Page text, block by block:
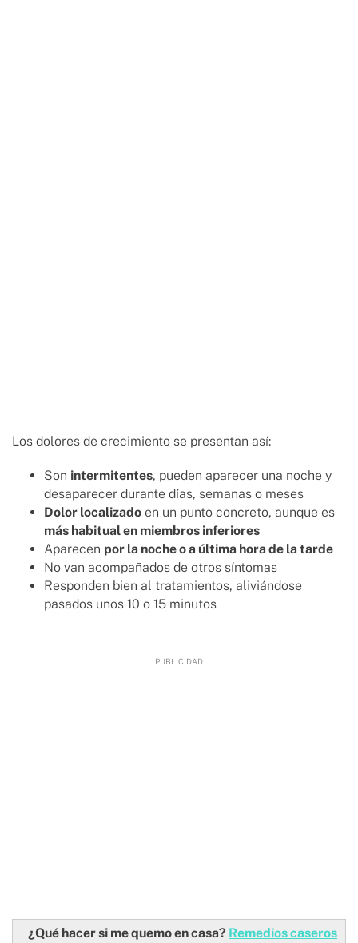
Los dolores de crecimiento se presentan así:
Son intermitentes, pueden aparecer una noche y
desaparecer durante días, semanas o meses
Dolor localizado en un punto concreto, aunque es
más habitual en miembros inferiores
Aparecen por la noche o a última hora de la tarde
No van acompañados de otros síntomas
Responden bien al tratamientos, aliviándose
pasados unos 10 o 15 minutos
¿Qué hacer si me quemo en casa? Remedios caseros